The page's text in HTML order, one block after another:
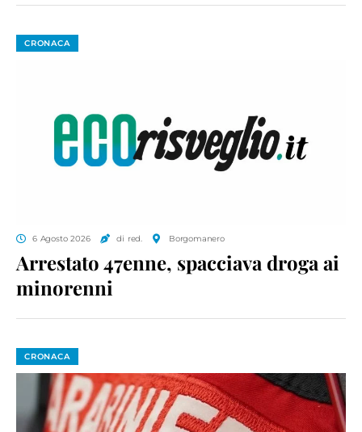
CRONACA
6 Agosto 2026 di red. Borgomanero
Arrestato 47enne, spacciava droga ai
minorenni
CRONACA